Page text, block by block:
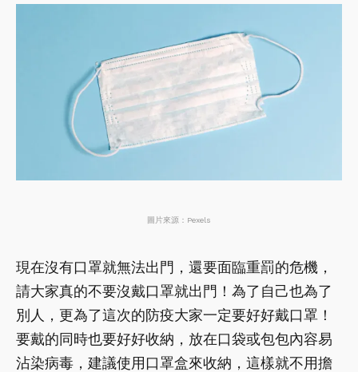
圖片來源：Pexels
現在沒有口罩就無法出門，還要面臨重罰的危機，
請大家真的不要沒戴口罩就出門！為了自己也為了
別人，更為了這次的防疫大家一定要好好戴口罩！
要戴的同時也要好好收納，放在口袋或包包內容易
沾染病毒，建議使用口罩盒來收納，這樣就不用擔